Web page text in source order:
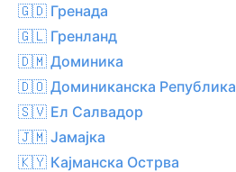
🇬🇩 Гренада
🇬🇱 Гренланд
🇩🇲 Доминика
🇩🇴 Доминиканска Република
🇸🇻 Ел Салвадор
🇯🇲 Јамајка
🇰🇾 Кајманска Острва